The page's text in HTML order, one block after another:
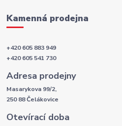
Kamenná prodejna
+420 605 883 949
+420 605 541 730
Adresa prodejny
Masarykova 99/2,
250 88 Čelákovice
Otevírací doba